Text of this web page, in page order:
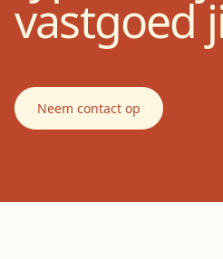
Portfolio
vastgoed
Neem contact op